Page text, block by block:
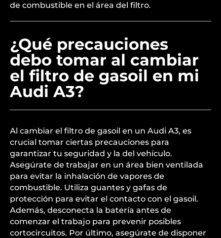
de combustible en el área del filtro.
¿Qué precauciones
debo tomar al cambiar
el filtro de gasoil en mi
Audi A3?
Al cambiar el filtro de gasoil en un Audi A3, es
crucial tomar ciertas precauciones para
garantizar tu seguridad y la del vehículo.
Asegúrate de trabajar en un área bien ventilada
para evitar la inhalación de vapores de
combustible. Utiliza guantes y gafas de
protección para evitar el contacto con el gasoil.
Además, desconecta la batería antes de
comenzar el trabajo para prevenir posibles
cortocircuitos. Por último, asegúrate de disponer